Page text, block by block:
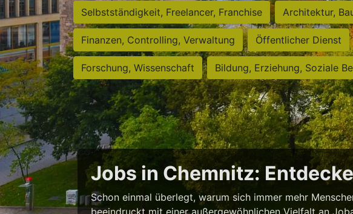
Selbstständigkeit, Freelancer, Franchise Architektur,
Finanzen, Controlling, Verwaltung Öffentlicher Dienst
Forschung, Wissenschaft Bildung, Erziehung, Soziale
Jobs in Chemnitz:
Schon einmal überlegt, warum sich immer mehr